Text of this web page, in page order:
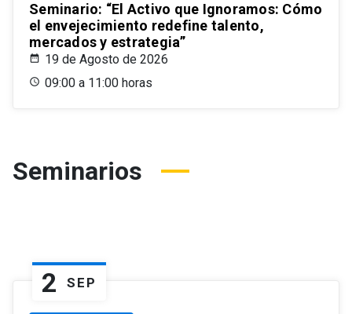
Seminario: “El Activo que Ignoramos: Cómo
el envejecimiento redefine talento,
mercados y estrategia”
19 de Agosto de 2026
09:00 a 11:00 horas
Seminarios
2 SEP